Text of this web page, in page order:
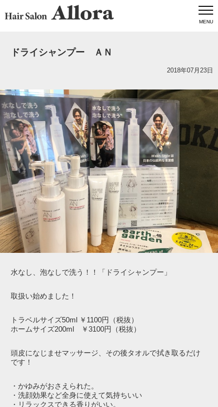
MENU
ドライシャンプー ＡＮ
2018年07月23日
水なし、泡なしで洗う！！「ドライシャンプー」
取扱い始めました！
トラベルサイズ50ml ￥1100円（税抜）
ホームサイズ200ml ￥3100円（税抜）
頭皮になじませマッサージ、その後タオルで拭き取るだけ
です！
・かゆみがおさえられた。
・洗顔効果など全身に使えて気持ちいい
・リラックスできる香りがいい。